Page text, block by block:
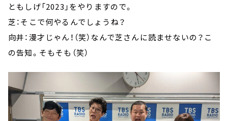
ともしげ「2023」をやりますので。
芝：そこで何やるんでしょうね？
向井：漫才じゃん！（笑）なんで芝さんに読ませないの？こ
の告知。そもそも（笑）